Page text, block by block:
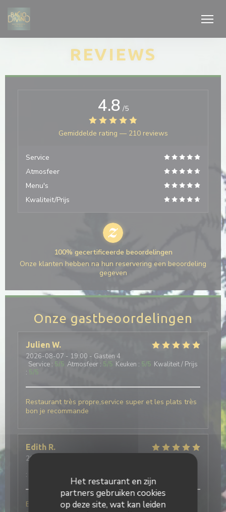
Cookies beheer paneel
Het restaurant en zijn
partners gebruiken cookies
op deze site, wat kan leiden
REVIEWS
Onze gastbeoordelingen
Julien W
2026-08-07 - 19:00 - Gasten 4
Service : 5/5 Atmosfeer : 5/5 Keuken : 5/5 Kwaliteit / Prijs
: 5 /5
Restaurant très propre,service super et les plats très
bon je recommande
Edith R
2026-08-08
:
Excellent tant au point de vue accueil que
4.8 /5
Gemiddelde rating — 210 reviews
Service
Atmosfeer
Menu's
Kwaliteit/Prijs
100% gecertificeerde beoordelingen
Onze klanten hebben na hun reservering een beoordeling
gegeven